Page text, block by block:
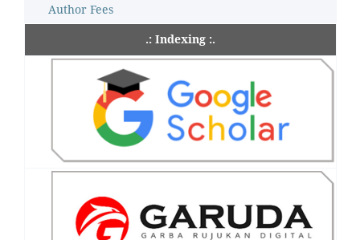
Author Fees
.: Indexing :.